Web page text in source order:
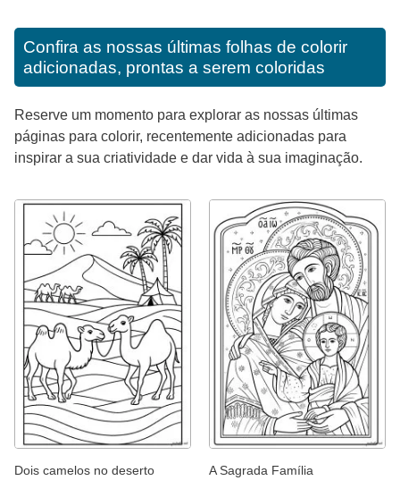
Confira as nossas últimas folhas de colorir
adicionadas, prontas a serem coloridas
Reserve um momento para explorar as nossas últimas
páginas para colorir, recentemente adicionadas para
inspirar a sua criatividade e dar vida à sua imaginação.
Dois camelos no deserto A Sagrada Família